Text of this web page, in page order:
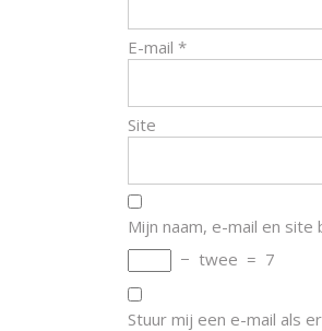
E-mail *
Site
Mijn naam, e-mail en
− twee = 7
Stuur mij een e-mail als